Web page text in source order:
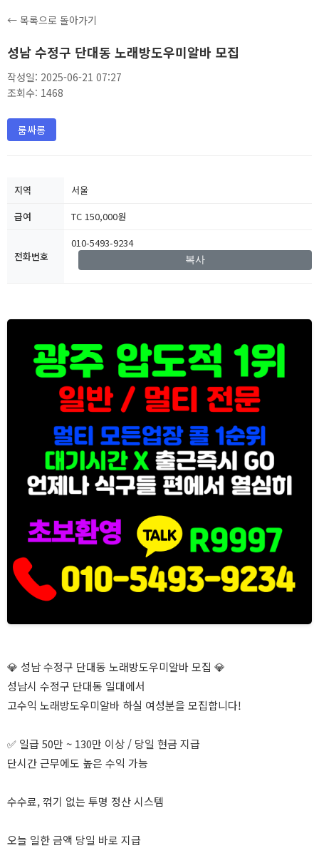
← 목록으로 돌아가기
성남 수정구 단대동 노래방도우미알바 모집
작성일: 2025-06-21 07:27
조회수: 1468
룸싸롱
지역
서울
급여
TC 150,000원
전화번호
010-5493-9234
복사
💎 성남 수정구 단대동 노래방도우미알바 모집 💎
성남시 수정구 단대동 일대에서
고수익 노래방도우미알바 하실 여성분을 모집합니다!
✅ 일급 50만 ~ 130만 이상 / 당일 현금 지급
단시간 근무에도 높은 수익 가능
수수료, 꺾기 없는 투명 정산 시스템
오늘 일한 금액 당일 바로 지급